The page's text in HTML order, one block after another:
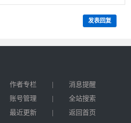
发表回复
作者专栏 |
消息提醒
账号管理 |
全站搜索
最近更新 | 返回首页